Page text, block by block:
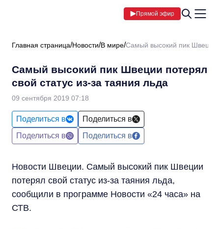
Прямой эфир
Главная страница Новости В мире Самый высокий пик Швеции
Самый высокий пик Швеции потерял
свой статус из-за таяния льда
09 сентября 2019 07:18
Поделиться в
Поделиться в
Поделиться в
Поделиться в
Новости Швеции. Самый высокий пик Швеции
потерял свой статус из-за таяния льда,
сообщили в программе Новости «24 часа» на
СТВ.